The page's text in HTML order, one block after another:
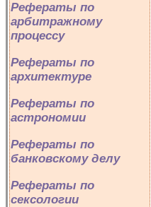
Рефераты по
арбитражному
процессу
Рефераты по
архитектуре
Рефераты по
астрономии
Рефераты по
банковскому делу
Рефераты по
сексологии